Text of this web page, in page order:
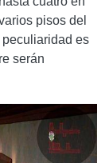
pisos del
peculiaridad es
serán